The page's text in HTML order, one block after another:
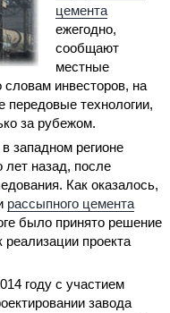
цемента
ежегодно,
сообщают
местные
инвесторов, на
передовые технологии,
за рубежом.
западном регионе
лет назад, после
Как оказалось,
рассыпного цемента
было принято решение
реализации проекта
году с участием
завода